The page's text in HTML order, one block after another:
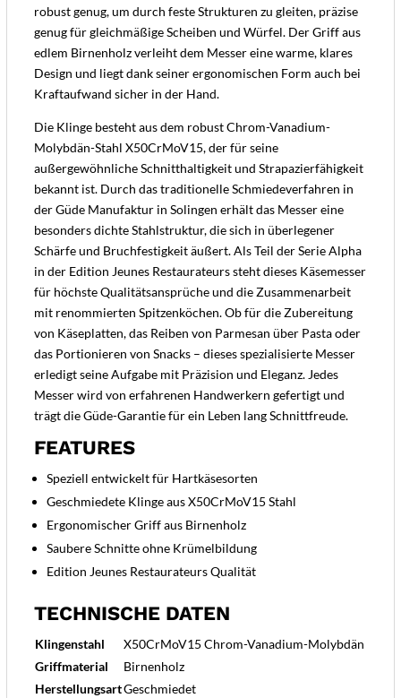
robust genug, um durch feste Strukturen zu gleiten, präzise
genug für gleichmäßige Scheiben und Würfel. Der Griff aus
edlem Birnenholz verleiht dem Messer eine warme, klares
Design und liegt dank seiner ergonomischen Form auch bei
Kraftaufwand sicher in der Hand.
Die Klinge besteht aus dem robust Chrom-Vanadium-
Molybdän-Stahl X50CrMoV15, der für seine
außergewöhnliche Schnitthaltigkeit und Strapazierfähigkeit
bekannt ist. Durch das traditionelle Schmiedeverfahren in
der Güde Manufaktur in Solingen erhält das Messer eine
besonders dichte Stahlstruktur, die sich in überlegener
Schärfe und Bruchfestigkeit äußert. Als Teil der Serie Alpha
in der Edition Jeunes Restaurateurs steht dieses Käsemesser
für höchste Qualitätsansprüche und die Zusammenarbeit
mit renommierten Spitzenköchen. Ob für die Zubereitung
von Käseplatten, das Reiben von Parmesan über Pasta oder
das Portionieren von Snacks – dieses spezialisierte Messer
erledigt seine Aufgabe mit Präzision und Eleganz. Jedes
Messer wird von erfahrenen Handwerkern gefertigt und
trägt die Güde-Garantie für ein Leben lang Schnittfreude.
FEATURES
Speziell entwickelt für Hartkäsesorten
Geschmiedete Klinge aus X50CrMoV15 Stahl
Ergonomischer Griff aus Birnenholz
Saubere Schnitte ohne Krümelbildung
Edition Jeunes Restaurateurs Qualität
TECHNISCHE DATEN
Klingenstahl
X50CrMoV15 Chrom-Vanadium-Molybdän
Griffmaterial
Birnenholz
HerstellungsartGeschmiedet